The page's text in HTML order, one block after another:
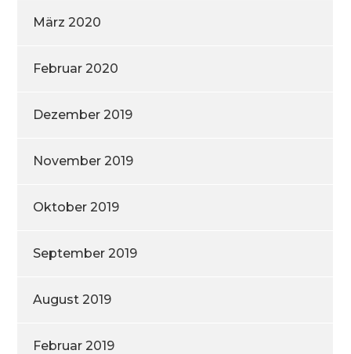
März 2020
Februar 2020
Dezember 2019
November 2019
Oktober 2019
September 2019
August 2019
Februar 2019